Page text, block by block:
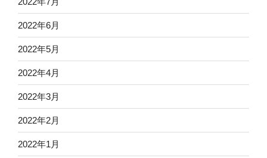
2022年6月
2022年5月
2022年4月
2022年3月
2022年2月
2022年1月